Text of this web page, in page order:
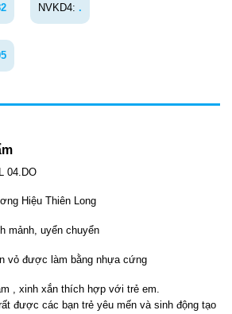
NVKD4: .
04.DO
Hiệu Thiên Long
mảnh, uyển chuyển
vỏ được làm bằng nhựa cứng
, xinh xắn thích hợp với trẻ em.
được các bạn trẻ yêu mến và sinh động tạo